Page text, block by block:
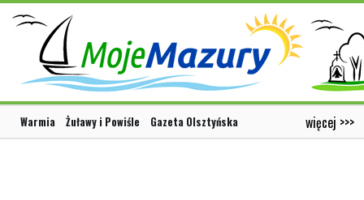
Warmia Żuławy i Powiśle Gazeta Olsztyńska więcej >>>